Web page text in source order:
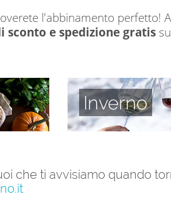
l'abbinamento perfetto!
sconto e spedizione gratis
Inverno
che ti avvisiamo quando